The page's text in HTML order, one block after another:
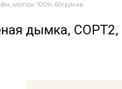
хлопок-100%, 60гр/м.кв
дымка,